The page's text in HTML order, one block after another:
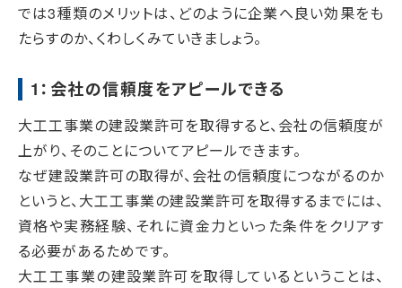
では3種類のメリットは、どのように企業へ良い効果をも
たらすのか、くわしくみていきましょう。
1：会社の信頼度をアピールできる
大工工事業の建設業許可を取得すると、会社の信頼度が
上がり、そのことについてアピールできます。
なぜ建設業許可の取得が、会社の信頼度につながるのか
というと、大工工事業の建設業許可を取得するまでには、
資格や実務経験、それに資金力といった条件をクリアす
る必要があるためです。
大工工事業の建設業許可を取得しているということは、